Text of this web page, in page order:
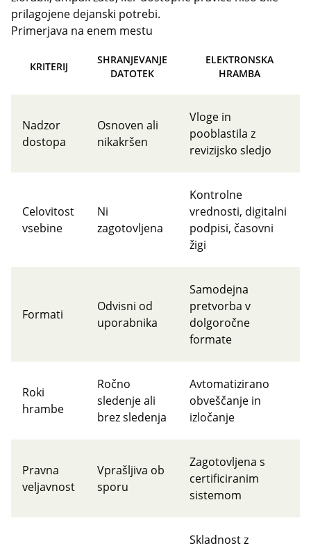
prilagojene dejanski potrebi.
Primerjava na enem mestu
KRITERIJ
SHRANJEVANJE
DATOTEK
ELEKTRONSKA
HRAMBA
Nadzor
dostopa
Osnoven ali
nikakršen
Vloge in
pooblastila z
revizijsko sledjo
Celovitost
vsebine
Ni
zagotovljena
Kontrolne
vrednosti, digitalni
podpisi, časovni
žigi
Formati
Odvisni od
uporabnika
Samodejna
pretvorba v
dolgoročne
formate
Roki
hrambe
Ročno
sledenje ali
brez sledenja
Avtomatizirano
obveščanje in
izločanje
Pravna
veljavnost
Vprašljiva ob
sporu
Zagotovljena s
certificiranim
sistemom
Skladnost z